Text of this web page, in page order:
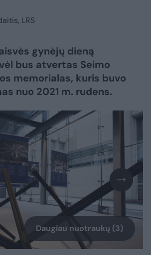
LRS
gynėjų dieną
bus atvertas Seimo
memorialas, kuris buvo
nuo 2021 m. rudens.
Daugiau nuotraukų (3)